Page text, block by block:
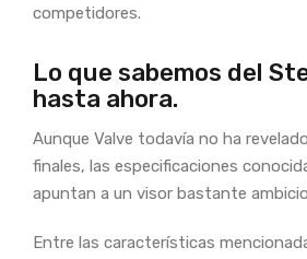
competidores.
Lo que sabemos del
hasta ahora.
Aunque Valve todavía no ha
finales, las especificaciones
apuntan a un visor bastante
Entre las características